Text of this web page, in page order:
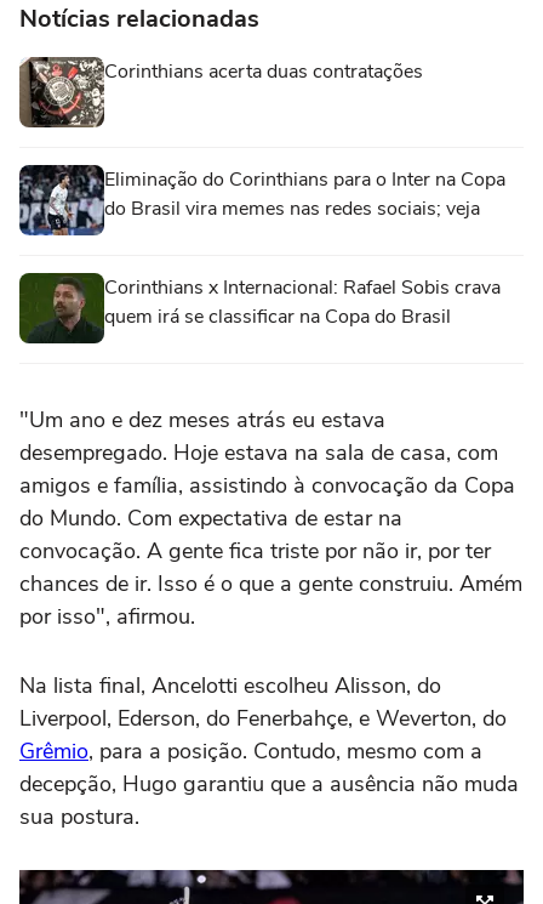
Notícias relacionadas
Corinthians acerta duas contratações
Eliminação do Corinthians para o Inter na Copa
do Brasil vira memes nas redes sociais; veja
Corinthians x Internacional: Rafael Sobis crava
quem irá se classificar na Copa do Brasil
"Um ano e dez meses atrás eu estava
desempregado. Hoje estava na sala de casa, com
amigos e família, assistindo à convocação da Copa
do Mundo. Com expectativa de estar na
convocação. A gente fica triste por não ir, por ter
chances de ir. Isso é o que a gente construiu. Amém
por isso", afirmou.
Na lista final, Ancelotti escolheu Alisson, do
Liverpool, Ederson, do Fenerbahçe, e Weverton, do
Grêmio, para a posição. Contudo, mesmo com a
decepção, Hugo garantiu que a ausência não muda
sua postura.